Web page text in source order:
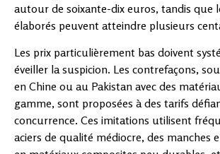
autour de soixante-dix euros, tandis que
élaborés peuvent atteindre plusieurs
Les prix particulièrement bas doivent
éveiller la suspicion. Les contrefaçons,
en Chine ou au Pakistan avec des
gamme, sont proposées à des tarifs
concurrence. Ces imitations utilisent
aciers de qualité médiocre, des manches